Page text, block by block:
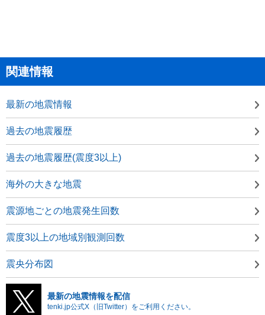
関連情報
最新の地震情報
過去の地震履歴
過去の地震履歴(震度3以上)
海外の大きな地震
震源地ごとの地震発生回数
震度3以上の地域別観測回数
震央分布図
最新の地震情報を配信
tenki.jp公式X（旧Twitter）をご利用ください。